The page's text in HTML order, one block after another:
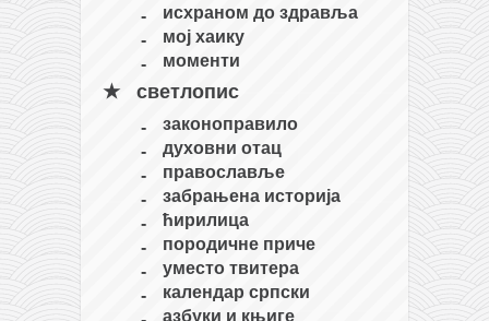
исхраном до здравља
мој хаику
моменти
светлопис
законоправило
духовни отац
православље
забрањена историја
ћирилица
породичне приче
уместо твитера
календар српски
азбуки и књиге